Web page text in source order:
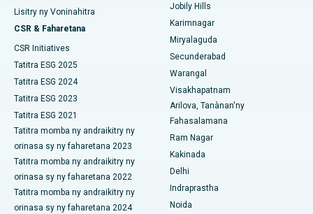
Hopitaly tsara indrindra ao amin'ny DRDO, Hyderabad
Hopitaly tsara indrindra ao amin'ny GS Road, Guwahati
Hopitaly tsara indrindra ao Hyderguda, Hyderabad
Hopitaly tsara indrindra ao Vijay Nagar, Indore
Hopitaly tsara indrindra ao amin'ny Suryaraopeta Main Road,
Hopitaly tsara indrindra ao amin'ny Canal Circular Road, Kolkata
Hopitaly tsara indrindra ao amin'ny CBD Belapur, Navi Mumbai
Dialyse peritoneal
Biopsy voa
Parathyroidectomy
Fanoloana lohalika manontolo seramika
ERCP
Lisitry ny Voninahitra
CSR & Faharetana
CSR Initiatives
Tatitra ESG 2025
Tatitra ESG 2024
Tatitra ESG 2023
Tatitra ESG 2021
Tatitra momba ny andraikitry ny
orinasa sy ny faharetana 2023
Tatitra momba ny andraikitry ny
orinasa sy ny faharetana 2022
Tatitra momba ny andraikitry ny
orinasa sy ny faharetana 2024
Jobily Hills
Karimnagar
Miryalaguda
Secunderabad
Warangal
Visakhapatnam
Arilova, Tanànan'ny
Fahasalamana
Ram Nagar
Kakinada
Delhi
Indraprastha
Noida